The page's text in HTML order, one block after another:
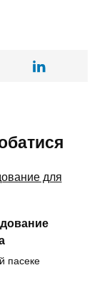
пасеке